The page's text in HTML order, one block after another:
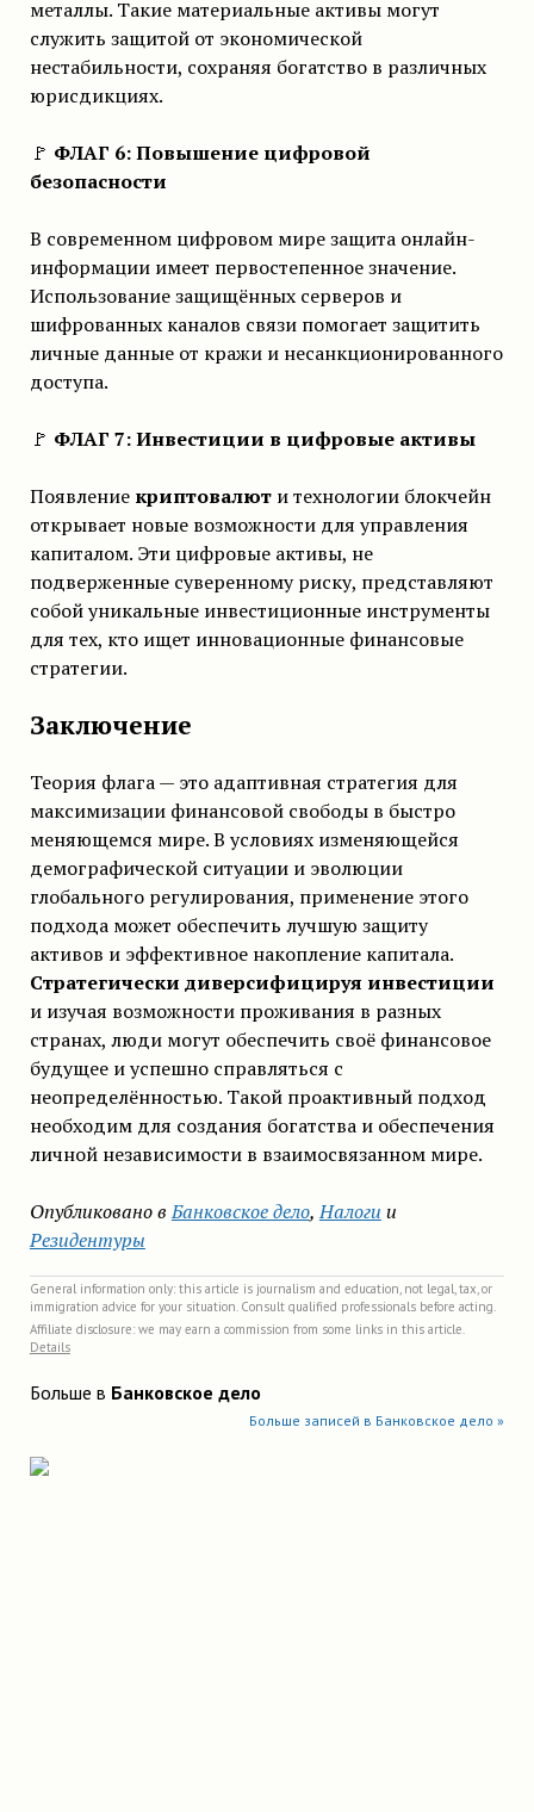
металлы. Такие материальные активы могут
служить защитой от экономической
нестабильности, сохраняя богатство в различных
юрисдикциях.
🚩 ФЛАГ 6: Повышение цифровой
безопасности
В современном цифровом мире защита онлайн-
информации имеет первостепенное значение.
Использование защищённых серверов и
шифрованных каналов связи помогает защитить
личные данные от кражи и несанкционированного
доступа.
🚩 ФЛАГ 7: Инвестиции в цифровые активы
Появление криптовалюти технологии блокчейн
открывает новые возможности для управления
капиталом. Эти цифровые активы, не
подверженные суверенному риску, представляют
собой уникальные инвестиционные инструменты
для тех, кто ищет инновационные финансовые
стратегии.
Заключение
Теория флага — это адаптивная стратегия для
максимизации финансовой свободы в быстро
меняющемся мире. В условиях изменяющейся
демографической ситуации и эволюции
глобального регулирования, применение этого
подхода может обеспечить лучшую защиту
активов и эффективное накопление капитала.
Стратегически диверсифицируя инвестиции
и изучая возможности проживания в разных
странах, люди могут обеспечить своё финансовое
будущее и успешно справляться с
неопределённостью. Такой проактивный подход
необходим для создания богатства и обеспечения
личной независимости в взаимосвязанном мире.
Опубликовано в Банковское дело,Налоги и
Резидентуры
General information only: this article is journalism and education, not legal, tax, or
immigration advice for your situation. Consult qualified professionals before acting.
Affiliate disclosure: we may earn a commission from some links in this article.
Details
Больше в Банковское дело
Больше записей в Банковское дело »